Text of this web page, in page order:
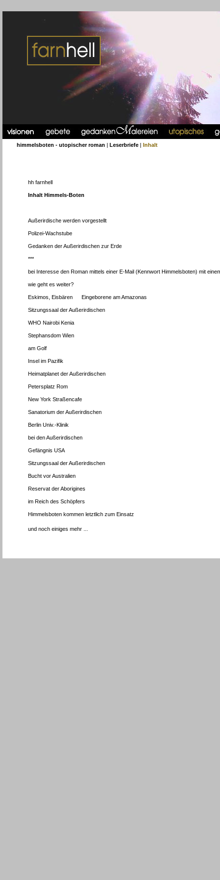
himmelsboten - utopischer roman |Leserbriefe |Inhalt
hh farnhell
Inhalt Himmels-Boten
Außerirdische werden vorgestellt
Polizei-Wachstube
Gedanken der Außerirdischen zur Erde
***
bei Interesse den Roman mittels einer E-Mail (Kennwort Himmelsboten) mit
wie geht es weiter?
Eskimos, Eisbären Eingeborene am Amazonas
Sitzungssaal der Außerirdischen
WHO Nairobi Kenia
Stephansdom Wien
am Golf
Insel im Pazifik
Heimatplanet der Außerirdischen
Petersplatz Rom
New York Straßencafe
Sanatorium der Außerirdischen
Berlin Univ.-Klinik
bei den Außerirdischen
Gefängnis USA
Sitzungssaal der Außerirdischen
Bucht vor Australien
Reservat der Aborigines
im Reich des Schöpfers
Himmelsboten kommen letztlich zum Einsatz
und noch einiges mehr ...